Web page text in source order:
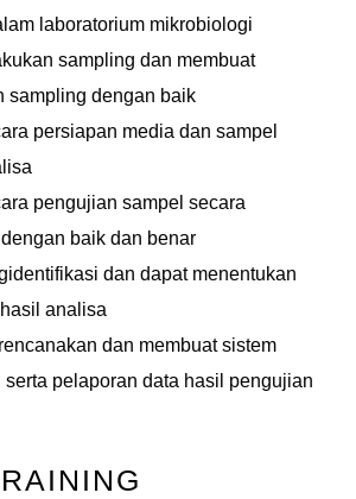
laboratorium mikrobiologi
sampling dan membuat
sampling dengan baik
persiapan media dan sampel
pengujian sampel secara
baik dan benar
dan dapat menentukan
analisa
dan membuat sistem
serta pelaporan data hasil pengujian